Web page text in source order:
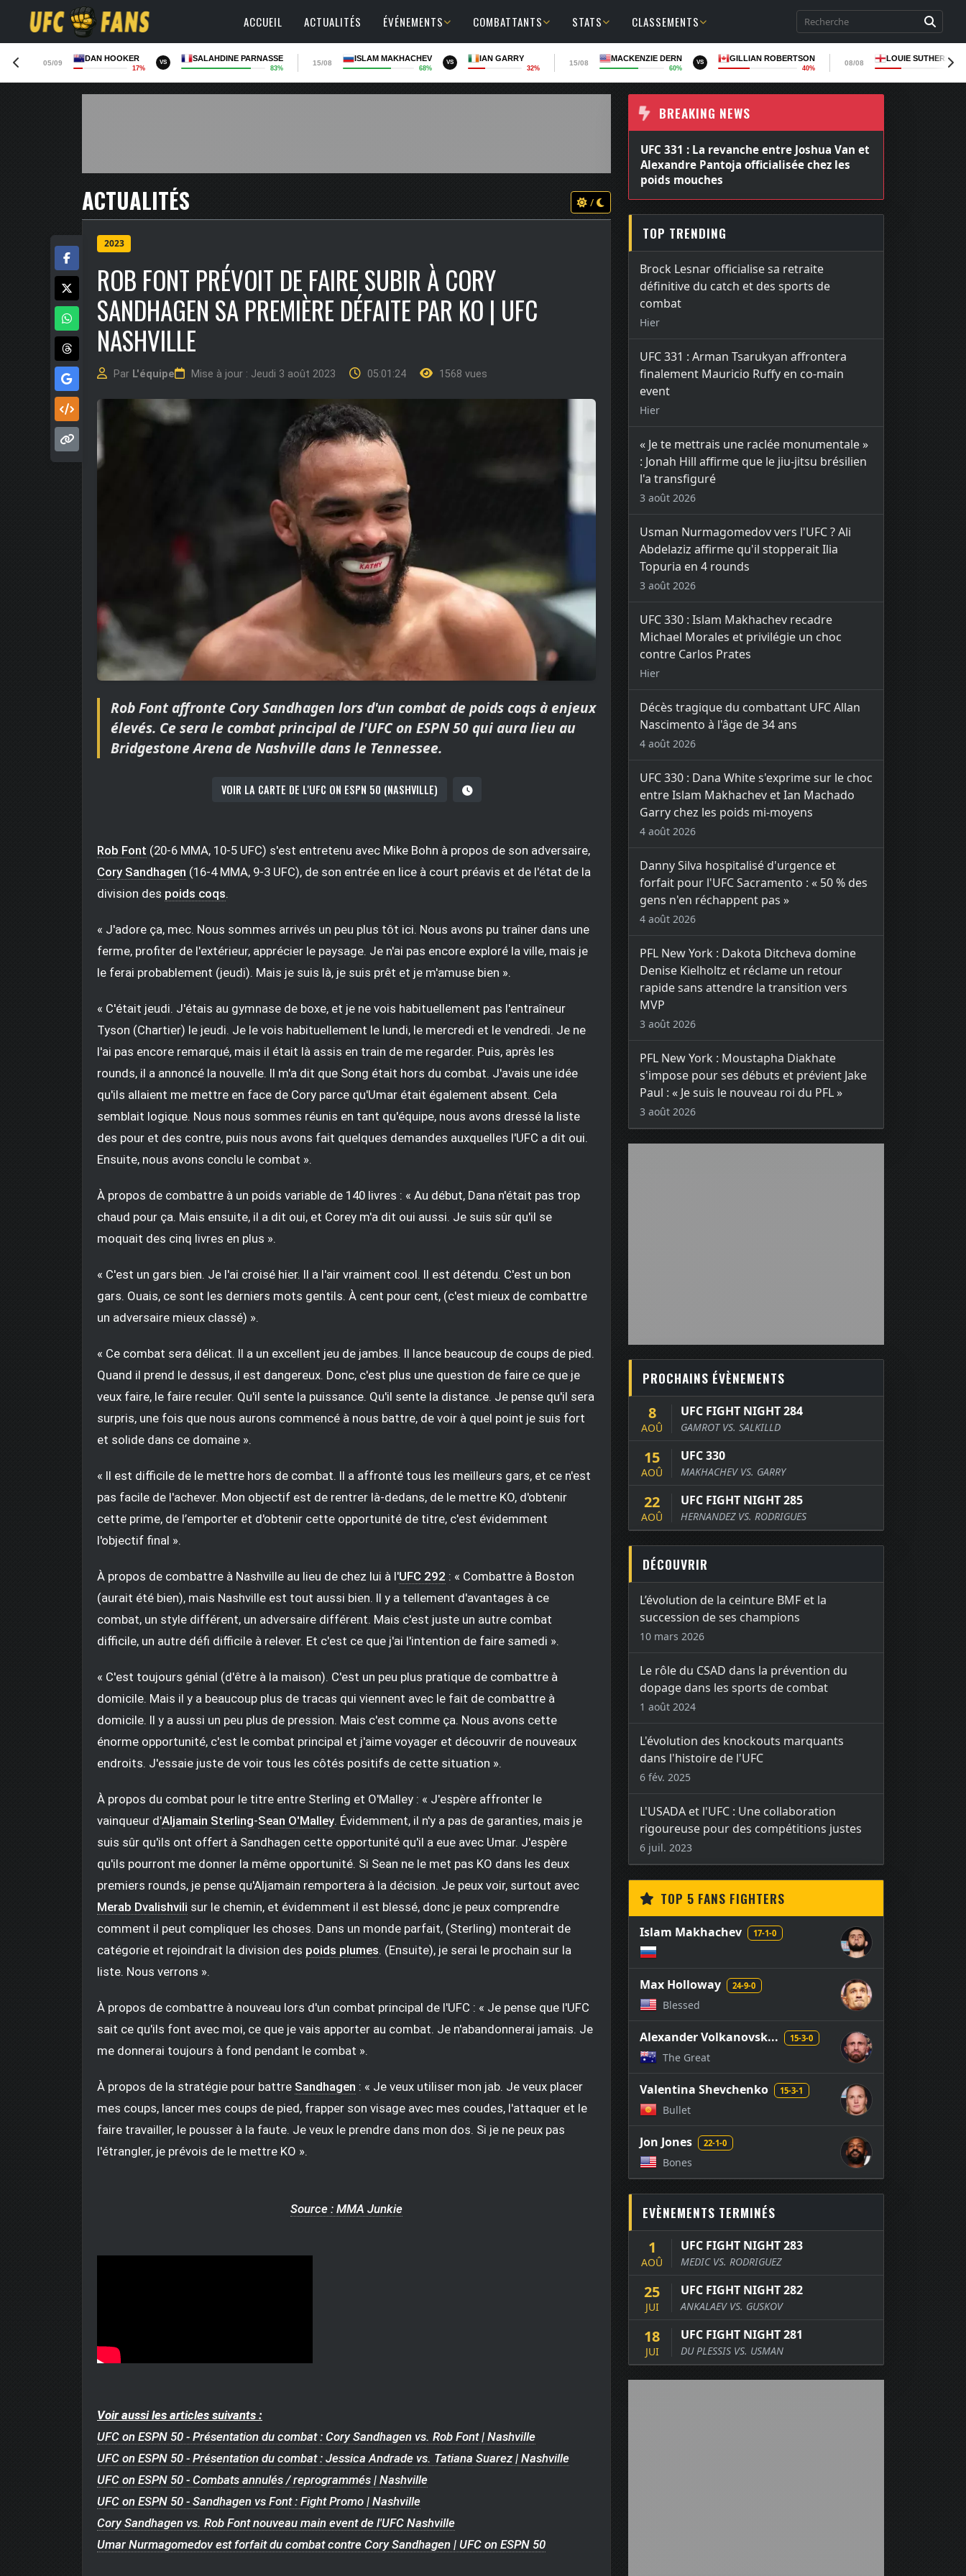
ACCUEIL ACTUALITÉS ÉVÉNEMENTS COMBATTANTS STATS CLASSEMENTS
05/09
DAN HOOKER
17%
VS SALAHDINE PARNASSE
83%
15/08
ISLAM MAKHACHEV
68%
VS IAN GARRY
32%
15/08
MACKENZIE DERN
60%
VS GILLIAN ROBERTSON
40%
08/08
LOUIE
ACTUALITÉS /
2023
ROB FONT PRÉVOIT DE FAIRE SUBIR À CORY
SANDHAGEN SA PREMIÈRE DÉFAITE PAR KO | UFC
NASHVILLE
Par L'équipe Mise à jour : Jeudi 3 août 2023 05:01:24 1568 vues
Rob Font affronte Cory Sandhagen lors d'un combat de poids coqs à enjeux
élevés. Ce sera le combat principal de l'UFC on ESPN 50 qui aura lieu au
Bridgestone Arena de Nashville dans le Tennessee.
VOIR LA CARTE DE L'UFC ON ESPN 50 (NASHVILLE)
Rob Font (20-6 MMA, 10-5 UFC) s'est entretenu avec Mike Bohn à propos de son adversaire,
Cory Sandhagen (16-4 MMA, 9-3 UFC), de son entrée en lice à court préavis et de l'état de la
division des poids coqs.
« J'adore ça, mec. Nous sommes arrivés un peu plus tôt ici. Nous avons pu traîner dans une
ferme, profiter de l'extérieur, apprécier le paysage. Je n'ai pas encore exploré la ville, mais je
le ferai probablement (jeudi). Mais je suis là, je suis prêt et je m'amuse bien ».
« C'était jeudi. J'étais au gymnase de boxe, et je ne vois habituellement pas l'entraîneur
Tyson (Chartier) le jeudi. Je le vois habituellement le lundi, le mercredi et le vendredi. Je ne
l'ai pas encore remarqué, mais il était là assis en train de me regarder. Puis, après les
rounds, il a annoncé la nouvelle. Il m'a dit que Song était hors du combat. J'avais une idée
qu'ils allaient me mettre en face de Cory parce qu'Umar était également absent. Cela
semblait logique. Nous nous sommes réunis en tant qu'équipe, nous avons dressé la liste
des pour et des contre, puis nous avons fait quelques demandes auxquelles l'UFC a dit oui.
Ensuite, nous avons conclu le combat ».
À propos de combattre à un poids variable de 140 livres : « Au début, Dana n'était pas trop
chaud pour ça. Mais ensuite, il a dit oui, et Corey m'a dit oui aussi. Je suis sûr qu'il se
moquait des cinq livres en plus ».
« C'est un gars bien. Je l'ai croisé hier. Il a l'air vraiment cool. Il est détendu. C'est un bon
gars. Ouais, ce sont les derniers mots gentils. À cent pour cent, (c'est mieux de combattre
un adversaire mieux classé) ».
« Ce combat sera délicat. Il a un excellent jeu de jambes. Il lance beaucoup de coups de pied.
Quand il prend le dessus, il est dangereux. Donc, c'est plus une question de faire ce que je
veux faire, le faire reculer. Qu'il sente la puissance. Qu'il sente la distance. Je pense qu'il sera
surpris, une fois que nous aurons commencé à nous battre, de voir à quel point je suis fort
et solide dans ce domaine ».
« Il est difficile de le mettre hors de combat. Il a affronté tous les meilleurs gars, et ce n'est
pas facile de l'achever. Mon objectif est de rentrer là-dedans, de le mettre KO, d'obtenir
cette prime, de l’emporter et d'obtenir cette opportunité de titre, c'est évidemment
l'objectif final ».
À propos de combattre à Nashville au lieu de chez lui à l'UFC 292 : « Combattre à Boston
(aurait été bien), mais Nashville est tout aussi bien. Il y a tellement d'avantages à ce
combat, un style différent, un adversaire différent. Mais c'est juste un autre combat
difficile, un autre défi difficile à relever. Et c'est ce que j'ai l'intention de faire samedi ».
« C'est toujours génial (d'être à la maison). C'est un peu plus pratique de combattre à
domicile. Mais il y a beaucoup plus de tracas qui viennent avec le fait de combattre à
domicile. Il y a aussi un peu plus de pression. Mais c'est comme ça. Nous avons cette
énorme opportunité, c'est le combat principal et j'aime voyager et découvrir de nouveaux
endroits. J'essaie juste de voir tous les côtés positifs de cette situation ».
À propos du combat pour le titre entre Sterling et O'Malley : « J'espère affronter le
vainqueur d'Aljamain Sterling-Sean O'Malley. Évidemment, il n'y a pas de garanties, mais je
suis sûr qu'ils ont offert à Sandhagen cette opportunité qu'il a eue avec Umar. J'espère
qu'ils pourront me donner la même opportunité. Si Sean ne le met pas KO dans les deux
premiers rounds, je pense qu'Aljamain remportera à la décision. Je peux voir, surtout avec
Merab Dvalishvili sur le chemin, et évidemment il est blessé, donc je peux comprendre
comment il peut compliquer les choses. Dans un monde parfait, (Sterling) monterait de
catégorie et rejoindrait la division des poids plumes. (Ensuite), je serai le prochain sur la
liste. Nous verrons ».
À propos de combattre à nouveau lors d'un combat principal de l'UFC : « Je pense que l'UFC
sait ce qu'ils font avec moi, ce que je vais apporter au combat. Je n'abandonnerai jamais. Je
me donnerai toujours à fond pendant le combat ».
À propos de la stratégie pour battre Sandhagen : « Je veux utiliser mon jab. Je veux placer
mes coups, lancer mes coups de pied, frapper son visage avec mes coudes, l'attaquer et le
faire travailler, le pousser à la faute. Je veux le prendre dans mon dos. Si je ne peux pas
l'étrangler, je prévois de le mettre KO ».
Source : MMA Junkie
Voir aussi les articles suivants :
UFC on ESPN 50 - Présentation du combat : Cory Sandhagen vs. Rob Font | Nashville
UFC on ESPN 50 - Présentation du combat : Jessica Andrade vs. Tatiana Suarez | Nashville
UFC on ESPN 50 - Combats annulés / reprogrammés | Nashville
UFC on ESPN 50 - Sandhagen vs Font : Fight Promo | Nashville
Cory Sandhagen vs. Rob Font nouveau main event de l'UFC Nashville
Umar Nurmagomedov est forfait du combat contre Cory Sandhagen | UFC on ESPN 50
BREAKING NEWS
UFC 331 : La revanche entre Joshua Van et
Alexandre Pantoja officialisée chez les
poids mouches
TOP TRENDING
Brock Lesnar officialise sa retraite
définitive du catch et des sports de
combat
Hier
UFC 331 : Arman Tsarukyan affrontera
finalement Mauricio Ruffy en co-main
event
Hier
« Je te mettrais une raclée monumentale »
: Jonah Hill affirme que le jiu-jitsu brésilien
l'a transfiguré
3 août 2026
Usman Nurmagomedov vers l'UFC ? Ali
Abdelaziz affirme qu'il stopperait Ilia
Topuria en 4 rounds
3 août 2026
UFC 330 : Islam Makhachev recadre
Michael Morales et privilégie un choc
contre Carlos Prates
Hier
Décès tragique du combattant UFC Allan
Nascimento à l'âge de 34 ans
4 août 2026
UFC 330 : Dana White s'exprime sur le choc
entre Islam Makhachev et Ian Machado
Garry chez les poids mi-moyens
4 août 2026
Danny Silva hospitalisé d'urgence et
forfait pour l'UFC Sacramento : « 50 % des
gens n'en réchappent pas »
4 août 2026
PFL New York : Dakota Ditcheva domine
Denise Kielholtz et réclame un retour
rapide sans attendre la transition vers
MVP
3 août 2026
PFL New York : Moustapha Diakhate
s'impose pour ses débuts et prévient Jake
Paul : « Je suis le nouveau roi du PFL »
3 août 2026
PROCHAINS ÉVÈNEMENTS
8
AOÛ
UFC FIGHT NIGHT 284
GAMROT VS. SALKILLD
15
AOÛ
UFC 330
MAKHACHEV VS. GARRY
22
AOÛ
UFC FIGHT NIGHT 285
HERNANDEZ VS. RODRIGUES
DÉCOUVRIR
L’évolution de la ceinture BMF et la
succession de ses champions
10 mars 2026
Le rôle du CSAD dans la prévention du
dopage dans les sports de combat
1 août 2024
L'évolution des knockouts marquants
dans l'histoire de l'UFC
6 fév. 2025
L'USADA et l'UFC : Une collaboration
rigoureuse pour des compétitions justes
6 juil. 2023
TOP 5 FANS FIGHTERS
Islam Makhachev 17-1-0
Max Holloway 24-9-0
Blessed
Alexander Volkanovsk... 15-3-0
The Great
Valentina Shevchenko 15-3-1
Bullet
Jon Jones 22-1-0
Bones
EVÈNEMENTS TERMINÉS
1
AOÛ
UFC FIGHT NIGHT 283
MEDIC VS. RODRIGUEZ
25
JUI
UFC FIGHT NIGHT 282
ANKALAEV VS. GUSKOV
18
JUI
UFC FIGHT NIGHT 281
DU PLESSIS VS. USMAN